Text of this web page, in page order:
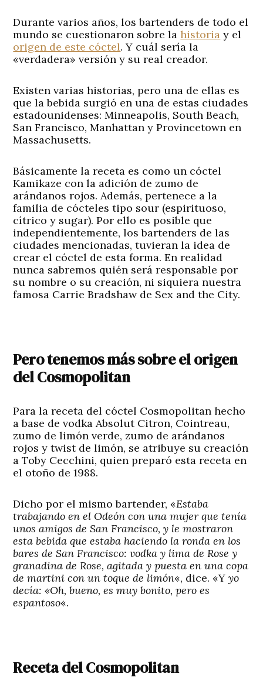
Durante varios años, los bartenders de todo el
mundo se cuestionaron sobre lahistoria y el
origen de este cóctel. Y cuál sería la
«verdadera» versión y su real creador.
Existen varias historias, pero una de ellas es
que la bebida surgió en una de estas ciudades
estadounidenses: Minneapolis, South Beach,
San Francisco, Manhattan y Provincetown en
Massachusetts.
Básicamente la receta es como un cóctel
Kamikaze con la adición de zumo de
arándanos rojos. Además, pertenece a la
familia de cócteles tipo sour (espirituoso,
cítrico y sugar). Por ello es posible que
independientemente, los bartenders de las
ciudades mencionadas, tuvieran la idea de
crear el cóctel de esta forma. En realidad
nunca sabremos quién será responsable por
su nombre o su creación, ni siquiera nuestra
famosa Carrie Bradshaw de Sex and the City.
Pero tenemos más sobre el origen
del Cosmopolitan
Para la receta del cóctel Cosmopolitan hecho
a base de vodka Absolut Citron, Cointreau,
zumo de limón verde, zumo de arándanos
rojos y twist de limón, se atribuye su creación
a Toby Cecchini, quien preparó esta receta en
el otoño de 1988.
Dicho por el mismo bartender, «Estaba
trabajando en el Odeón con una mujer que tenía
unos amigos de San Francisco, y le mostraron
esta bebida que estaba haciendo la ronda en los
bares de San Francisco: vodka y lima de Rose y
granadina de Rose, agitada y puesta en una copa
de martini con un toque de limón«, dice. «Y yo
decía: «Oh, bueno, es muy bonito, pero es
espantoso«.
Receta del Cosmopolitan